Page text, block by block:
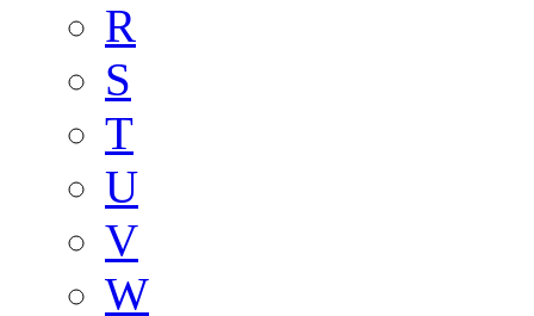
R
S
T
U
V
W